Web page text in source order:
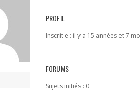
PROFIL
Inscrit·e : il y a 15 années et 7
FORUMS
Sujets initiés : 0